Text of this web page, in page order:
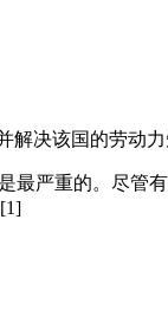
决该国的劳动力
最严重的。尽管